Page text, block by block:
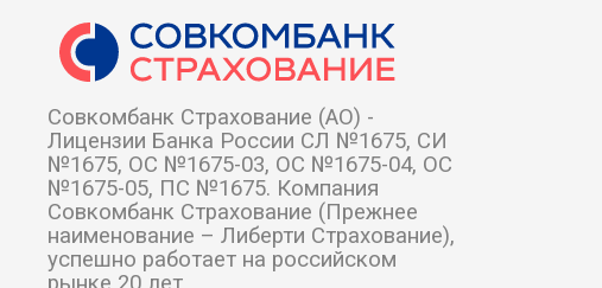
Cовкомбанк Страхование (АО) -
Лицензии Банка России СЛ №1675, СИ
№1675, ОС №1675-03, ОС №1675-04, ОС
№1675-05, ПС №1675. Компания
Совкомбанк Страхование (Прежнее
наименование – Либерти Страхование),
успешно работает на российском